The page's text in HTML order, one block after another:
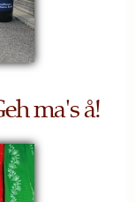
ma's å!